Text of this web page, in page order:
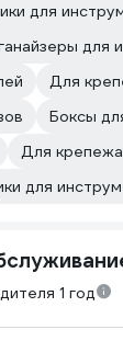
для
для
Для
Боксы
Для
для
1 год